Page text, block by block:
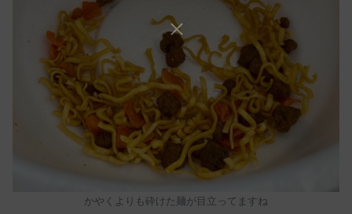
かやくよりも砕けた麺が目立ってますね